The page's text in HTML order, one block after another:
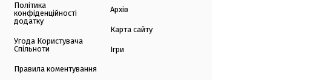
Політика
конфіденційності
додатку
Угода Користувача
Спільноти
Правила коментування
Архів
Карта сайту
Ігри